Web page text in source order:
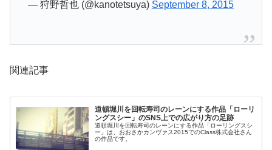
— 狩野哲也 (@kanotetsuya) September 8, 2015
関連記事
道頓堀川を回転寿司のレーンにする作品「ローリ
ングスシー」のSNS上での広がり方の足跡
道頓堀川を回転寿司のレーンにする作品「ローリングスシ
ー」は、おおさかカンヴァス2015でのClass株式会社さん
の作品です。